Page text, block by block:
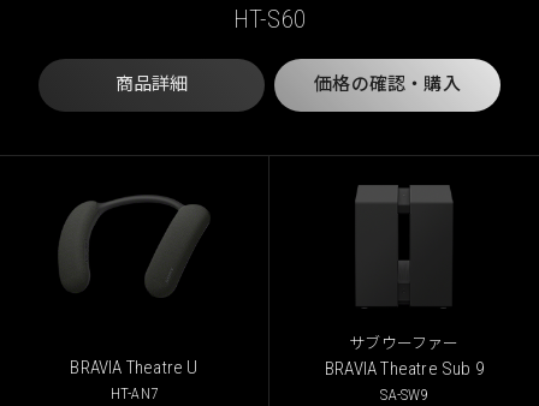
HT-S60
商品詳細 価格の確認・購入
BRAVIA Theatre U
HT-AN7
サブウーファー
BRAVIA Theatre Sub 9
SA-SW9